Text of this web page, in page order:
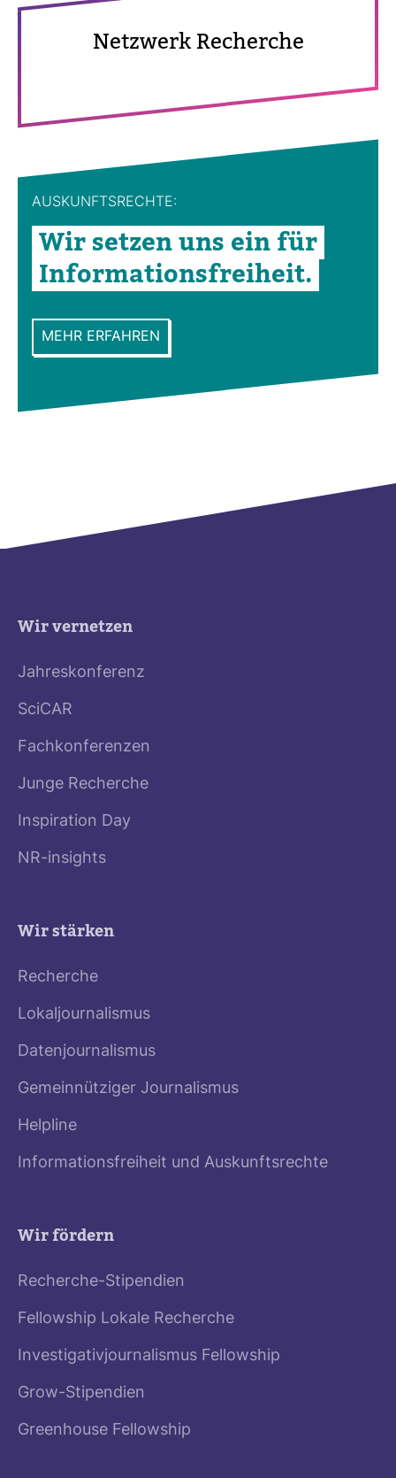
Netz­werk Recherche
AUS­KUNFTS­RECHTE:
Wir setzen uns ein für
Infor­ma­ti­ons­frei­heit.
MEHR ERFAHREN
Wir vernetzen
Jahreskonferenz
SciCAR
Fachkonferenzen
Junge Recherche
Inspiration Day
NR-insights
Wir stärken
Recherche
Lokaljournalismus
Datenjournalismus
Gemeinnütziger Journalismus
Helpline
Informationsfreiheit und Auskunftsrechte
Wir fördern
Recherche-Stipendien
Fellowship Lokale Recherche
Investigativjournalismus Fellowship
Grow-Stipendien
Greenhouse Fellowship